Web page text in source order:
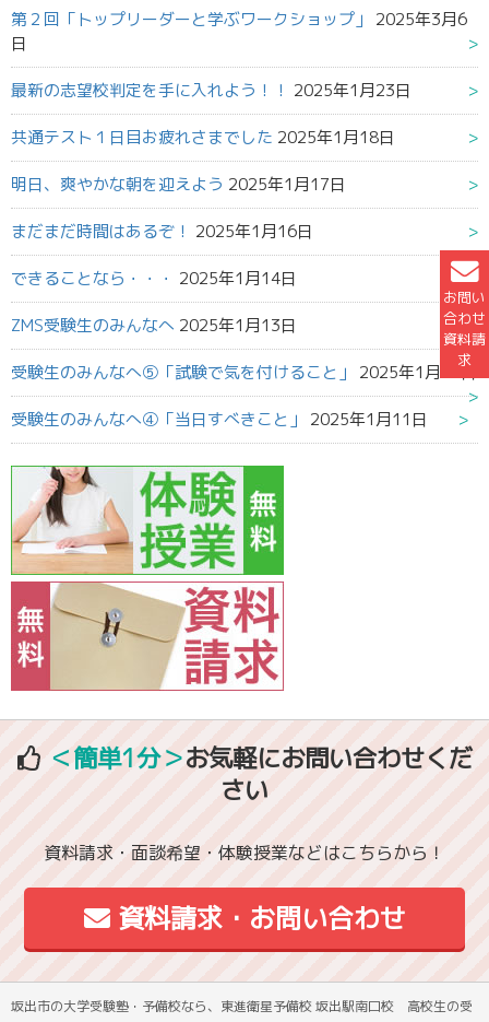
お問い
合わせ
資料請
求
第２回「トップリーダーと学ぶワークショップ」
2025年3月6
日
最新の志望校判定を手に入れよう！！ 2025年1月23日
共通テスト１日目お疲れさまでした 2025年1月18日
明日、爽やかな朝を迎えよう 2025年1月17日
まだまだ時間はあるぞ！ 2025年1月16日
できることなら・・・ 2025年1月14日
ZMS受験生のみんなへ 2025年1月13日
受験生のみんなへ⑤「試験で気を付けること」 2025年1月12日
受験生のみんなへ④「当日すべきこと」 2025年1月11日
＜簡単1分＞お気軽にお問い合わせくだ
さい
資料請求・面談希望・体験授業などはこちらから！
資料請求・お問い合わせ
坂出市の大学受験塾・予備校なら、東進衛星予備校 坂出駅南口校 高校生の受